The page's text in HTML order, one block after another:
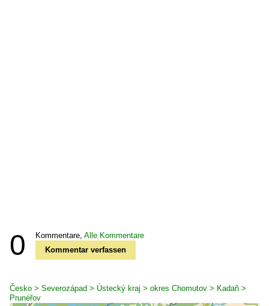
0 Kommentare, Alle Kommentare
Kommentar verfassen
Česko > Severozápad > Ústecký kraj > okres Chomutov > Kadaň >
Prunéřov